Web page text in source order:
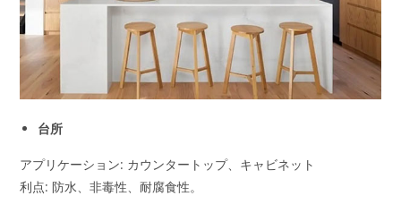
台所
アプリケーション: カウンタートップ、キャビネット
利点: 防水、非毒性、耐腐食性。